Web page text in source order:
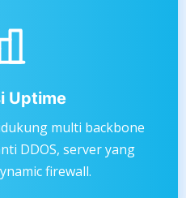
Uptime
multi backbone
DDOS, server yang
firewall.